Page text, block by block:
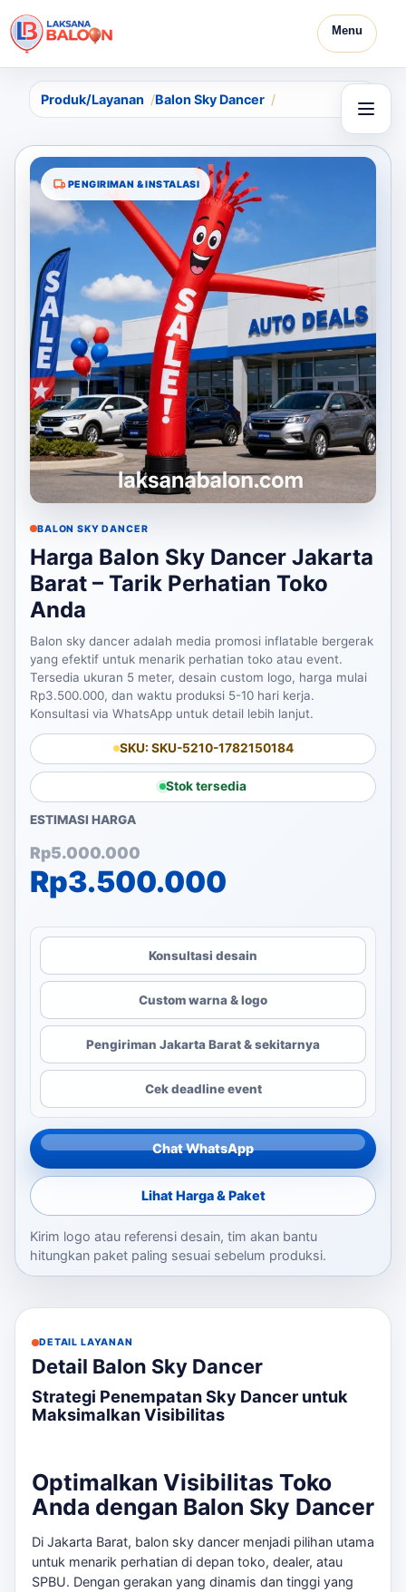
Menu
Produk/Layanan Balon Sky Dancer
PENGIRIMAN & INSTALASI
BALON SKY DANCER
Harga Balon Sky Dancer Jakarta
Barat – Tarik Perhatian Toko
Anda
Balon sky dancer adalah media promosi inflatable bergerak
yang efektif untuk menarik perhatian toko atau event.
Tersedia ukuran 5 meter, desain custom logo, harga mulai
Rp3.500.000, dan waktu produksi 5-10 hari kerja.
Konsultasi via WhatsApp untuk detail lebih lanjut.
SKU: SKU-5210-1782150184
Stok tersedia
ESTIMASI HARGA
Rp5.000.000
Harga aslinya adalah:
Rp3.500.000
Harga saat ini adalah:
Konsultasi desain
Custom warna & logo
Pengiriman Jakarta Barat & sekitarnya
Cek deadline event
Chat WhatsApp
Lihat Harga & Paket
Kirim logo atau referensi desain, tim akan bantu
hitungkan paket paling sesuai sebelum produksi.
DETAIL LAYANAN
Detail Balon Sky Dancer
Strategi Penempatan Sky Dancer untuk
Maksimalkan Visibilitas
Optimalkan Visibilitas Toko
Anda dengan Balon Sky Dancer
Di Jakarta Barat, balon sky dancer menjadi pilihan utama
untuk menarik perhatian di depan toko, dealer, atau
SPBU. Dengan gerakan yang dinamis dan tinggi yang